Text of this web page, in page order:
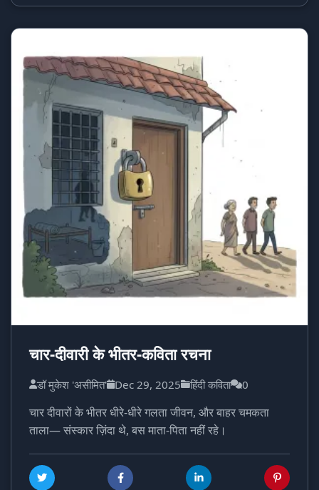
चार-दीवारी के भीतर-कविता रचना
डॉ मुकेश 'असीमित' Dec 29, 2025 हिंदी कविता 0
चार दीवारों के भीतर धीरे-धीरे गलता जीवन, और बाहर चमकता
ताला— संस्कार ज़िंदा थे, बस माता-पिता नहीं रहे।